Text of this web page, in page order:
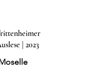
| 2023